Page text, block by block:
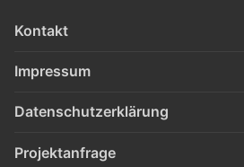
Kontakt
Impressum
Datenschutzerklärung
Projektanfrage